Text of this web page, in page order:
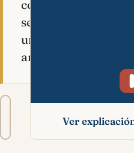
consigue
ser
un
arbusto.
Tamaño
A− A+
Ver